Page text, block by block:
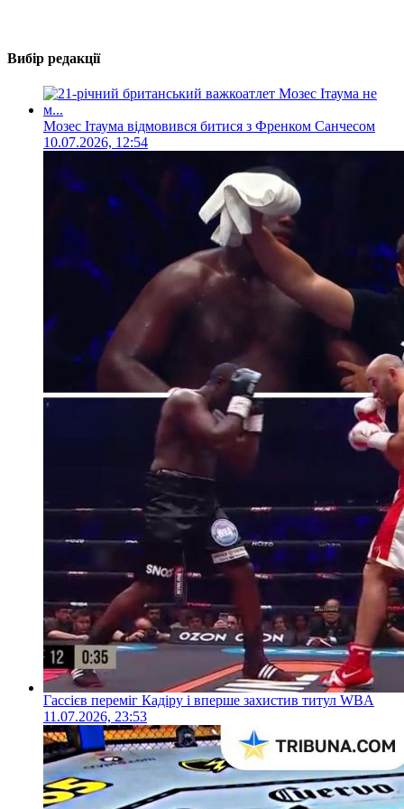
Вибір редакції
Мозес Ітаума відмовився битися з Френком Санчесом
10.07.2026, 12:54
Гассієв переміг Кадіру і вперше захистив титул WBA
11.07.2026, 23:53